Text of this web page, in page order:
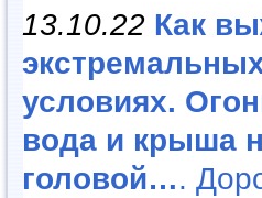
13.10.22 Как
условиях.
вода и крыша
головой….